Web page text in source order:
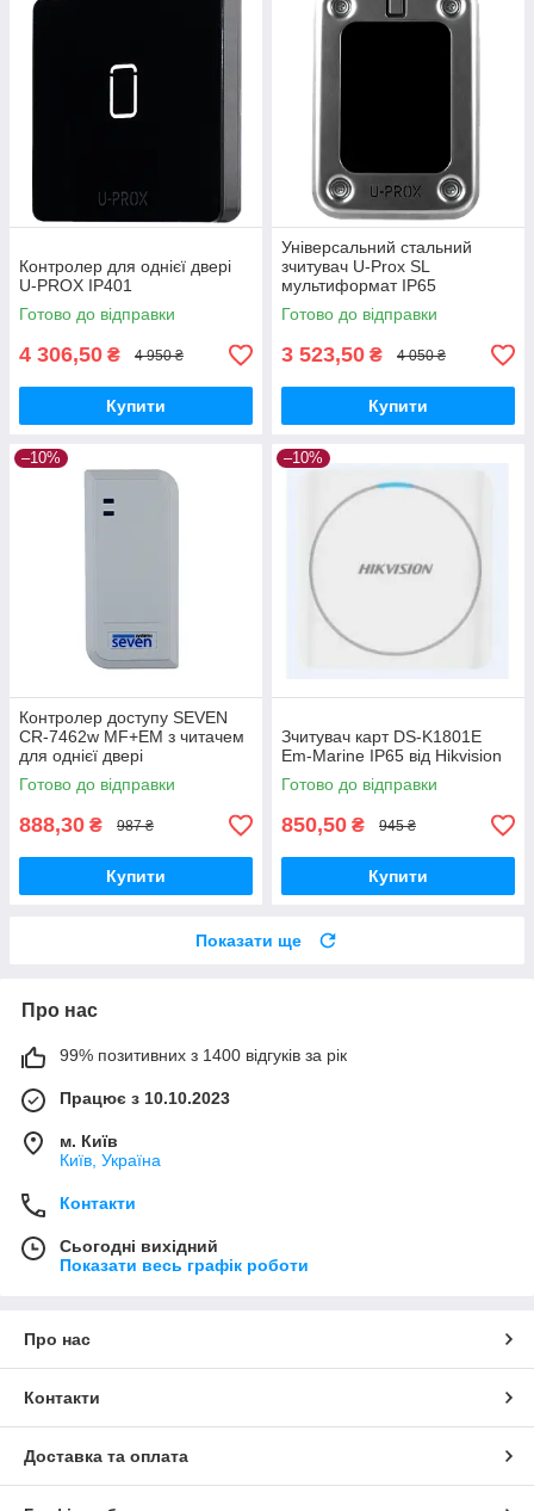
Контролер для однієї двері
U-PROX IP401
Готово до відправки
4 306,50 ₴ 4 950 ₴
Купити
Універсальний стальний
зчитувач U-Prox SL
мультиформат IP65
Готово до відправки
3 523,50 ₴ 4 050 ₴
Купити
–10%
Контролер доступу SEVEN
CR-7462w MF+EM з читачем
для однієї двері
Готово до відправки
888,30 ₴ 987 ₴
Купити
–10%
Зчитувач карт DS-K1801E
Em-Marine IP65 від Hikvision
Готово до відправки
850,50 ₴ 945 ₴
Купити
Показати ще
Про нас
99% позитивних з 1400 відгуків за рік
Працює з 10.10.2023
м. Київ
Київ, Україна
Контакти
Сьогодні вихідний
Показати весь графік роботи
Про нас
Контакти
Доставка та оплата